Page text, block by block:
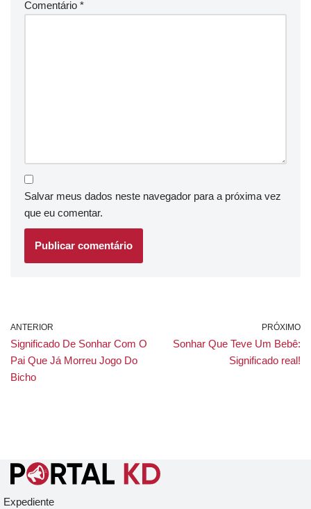
Comentário *
Salvar meus dados neste navegador para a próxima vez
que eu comentar.
ANTERIOR
Significado De Sonhar Com O
Pai Que Já Morreu Jogo Do
Bicho
PRÓXIMO
Sonhar Que Teve Um Bebê:
Significado real!
Expediente